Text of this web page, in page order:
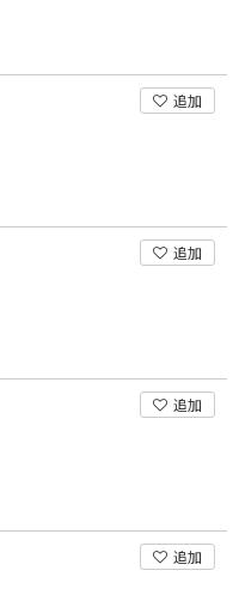
追加
追加
追加
追加